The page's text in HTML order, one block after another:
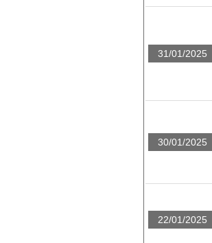
31/01/2025
30/01/2025
22/01/2025